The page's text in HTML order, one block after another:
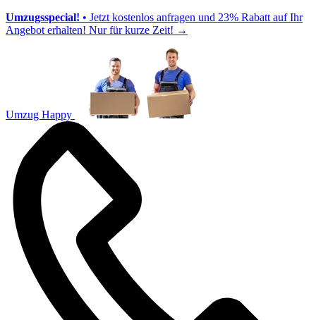
Umzugsspecial! • Jetzt kostenlos anfragen und 23% Rabatt auf Ihr
Angebot erhalten! Nur für kurze Zeit! →
Umzug Happy